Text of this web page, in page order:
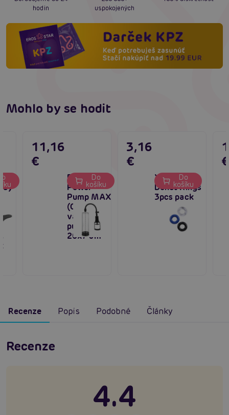
hodin
uspokojených
Mohlo by se hodit
Boss Series
Power
Pump MAX
(Clear),
vakuová
pumpa
20x7 cm
11,16
€
Do
košíku
X-Basic
Donut Rings
3pcs pack
3,16
€
Do
košíku
Recenze Popis Podobné Články
Recenze
4.4